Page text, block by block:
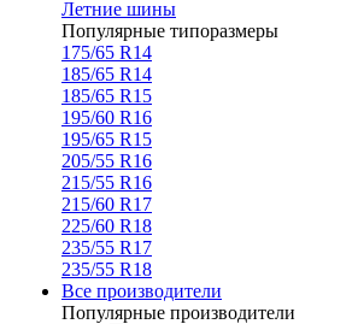
Летние шины
Популярные типоразмеры
175/65 R14
185/65 R14
185/65 R15
195/60 R16
195/65 R15
205/55 R16
215/55 R16
215/60 R17
225/60 R18
235/55 R17
235/55 R18
Все производители
Популярные производители